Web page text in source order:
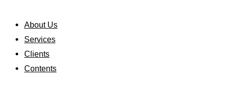
About Us
Services
Clients
Contents